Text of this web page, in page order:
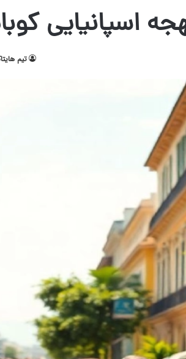
اسپانیایی
تیم